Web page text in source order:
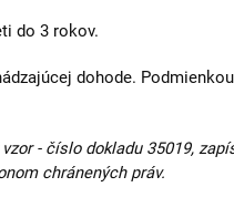
do 3 rokov.
dohode.
- číslo dokladu 35019,
chránených práv.